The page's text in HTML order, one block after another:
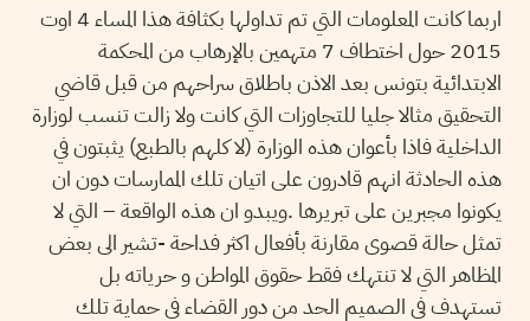
اربما كانت المعلومات التي تم تداولها بكثافة هذا المساء 4 اوت
2015 حول اختطاف 7 متهمين بالإرهاب من المحكمة
الابتدائية بتونس بعد الاذن باطلاق سراحهم من قبل قاضي
التحقيق مثالا جليا للتجاوزات التي كانت ولا زالت تنسب لوزارة
الداخلية فاذا بأعوان هذه الوزارة (لا كلهم بالطبع) يثبتون في
هذه الحادثة انهم قادرون على اتيان تلك الممارسات دون ان
يكونوا مجبرين على تبريرها .ويبدو ان هذه الواقعة – التي لا
تمثل حالة قصوى مقارنة بأفعال اكثر فداحة -تشير الى بعض
المظاهر التي لا تنتهك فقط حقوق المواطن و حرياته بل
تستهدف في الصميم الحد من دور القضاء في حماية تلك